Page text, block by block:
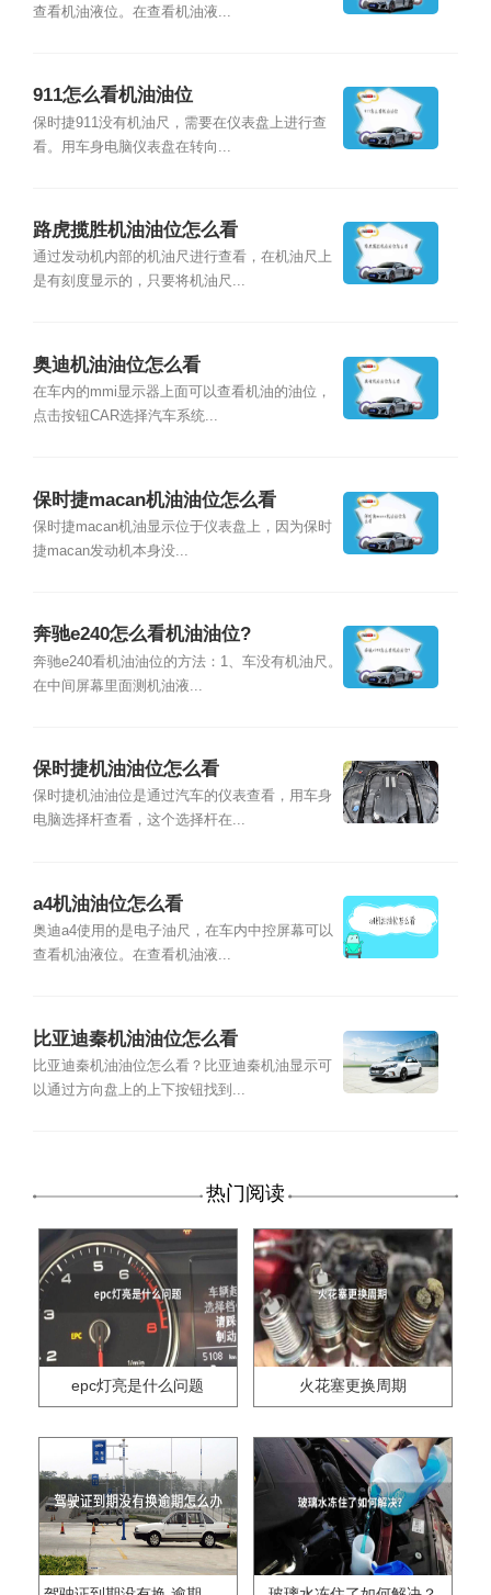
查看机油液位。在查看机油液...
911怎么看机油油位
保时捷911没有机油尺，需要在仪表盘上进行查
看。用车身电脑仪表盘在转向...
路虎揽胜机油油位怎么看
通过发动机内部的机油尺进行查看，在机油尺上
是有刻度显示的，只要将机油尺...
奥迪机油油位怎么看
在车内的mmi显示器上面可以查看机油的油位，
点击按钮CAR选择汽车系统...
保时捷macan机油油位怎么看
保时捷macan机油显示位于仪表盘上，因为保时
捷macan发动机本身没...
奔驰e240怎么看机油油位?
奔驰e240看机油油位的方法：1、车没有机油尺。
在中间屏幕里面测机油液...
保时捷机油油位怎么看
保时捷机油油位是通过汽车的仪表查看，用车身
电脑选择杆查看，这个选择杆在...
a4机油油位怎么看
奥迪a4使用的是电子油尺，在车内中控屏幕可以
查看机油液位。在查看机油液...
比亚迪秦机油油位怎么看
比亚迪秦机油油位怎么看？比亚迪秦机油显示可
以通过方向盘上的上下按钮找到...
热门阅读
epc灯亮是什么问题 火花塞更换周期